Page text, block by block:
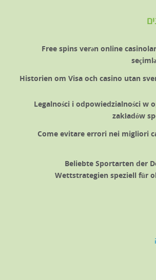
Free spins verən online
Historien om Visa och casino utan
Legalności i odpowiedzialności w
zakładów
Come evitare errori nei migliori
Beliebte Sportarten der
Wettstrategien speziell für